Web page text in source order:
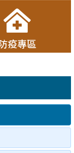
學校，深耕環境教
，北市榮光！！
球風與外交！！
長榮膺教育部
疫專區